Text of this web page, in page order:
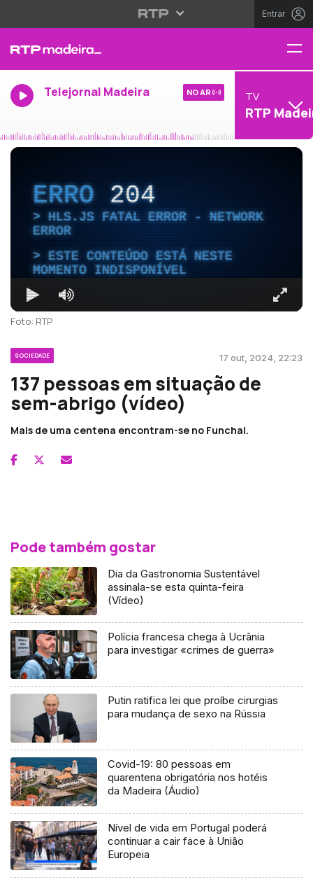
Entrar
Telejornal Madeira NO AR TV
RTP
ERRO204
HLS.JS FATAL ERROR - NETWORK
ERROR
ESTE CONTEÚDO ESTÁ NESTE
MOMENTO INDISPONÍVEL
Foto: RTP
SOCIEDADE 17 out, 2024, 22:23
137 pessoas em situação de
sem-abrigo (vídeo)
Mais de uma centena encontram-se no Funchal.
Pode também gostar
Dia da Gastronomia Sustentável
assinala-se esta quinta-feira
(Vídeo)
Polícia francesa chega à Ucrânia
para investigar «crimes de guerra»
Putin ratifica lei que proíbe cirurgias
para mudança de sexo na Rússia
Covid-19: 80 pessoas em
quarentena obrigatória nos hotéis
da Madeira (Áudio)
Nível de vida em Portugal poderá
continuar a cair face à União
Europeia